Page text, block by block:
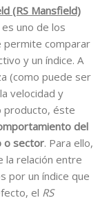
(RS Mansfield)
es uno de los
permite comparar
y un índice. A
(como puede ser
velocidad y
producto, éste
del
o sector. Para ello,
la relación entre
por un índice que
el RS